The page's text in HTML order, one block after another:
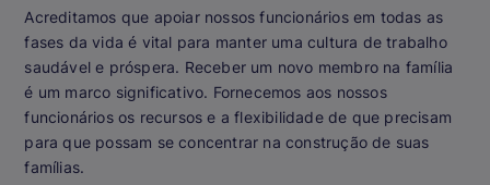
Acreditamos que apoiar nossos funcionários em todas as
fases da vida é vital para manter uma cultura de trabalho
saudável e próspera. Receber um novo membro na família
é um marco significativo. Fornecemos aos nossos
funcionários os recursos e a flexibilidade de que precisam
para que possam se concentrar na construção de suas
famílias.